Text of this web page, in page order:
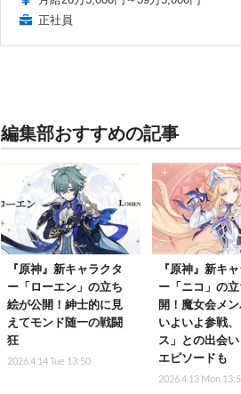
正社員
編集部おすすめの記事
『原神』新キャラクタ
ー「ローエン」の立ち
絵が公開！紳士的に見
えてモンド随一の戦闘
狂
2026.4.14 Tue 13:50
『原神』新キ
ー「ニコ」の
開！魔女会メ
いよいよ参戦
ス」との出会
エピソードも
2026.4.13 Mon